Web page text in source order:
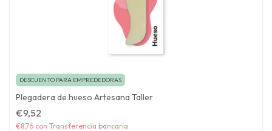
DESCUENTO PARA EMPREDEDORAS
Plegadera de hueso Artesana Taller
€9,52
€8,76 con Transferencia bancaria